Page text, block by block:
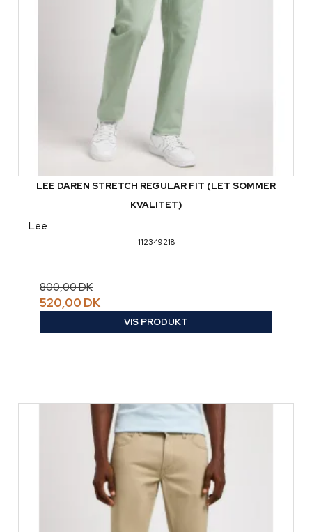
LEE DAREN STRETCH REGULAR FIT (LET SOMMER
KVALITET)
Lee
112349218
800,00 DK
520,00 DK
VIS PRODUKT